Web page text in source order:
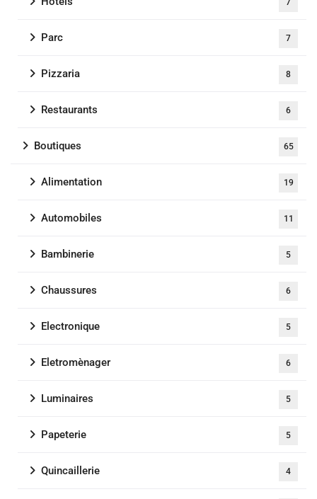
Parc 7
Pizzaria 8
Restaurants 6
Boutiques 65
Alimentation 19
Automobiles 11
Bambinerie 5
Chaussures 6
Electronique 5
Eletromènager 6
Luminaires 5
Papeterie 5
Quincaillerie 4